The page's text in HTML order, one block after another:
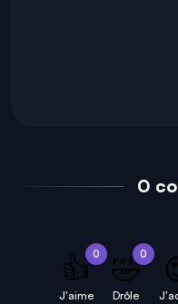
0
0
👍
J'aime
0
🤣
Drôle